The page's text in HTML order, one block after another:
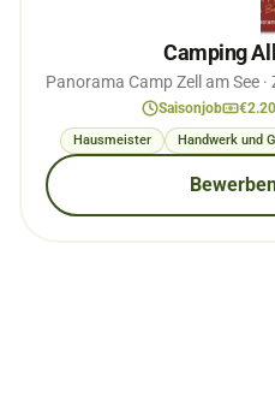
Camping
Panorama Camp Zell am See
Saisonjob
Hausmeister Handwerk und